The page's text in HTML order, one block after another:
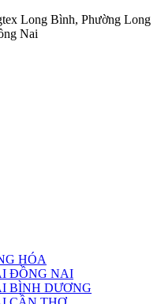
Long Bình, Phường Long
Nai
HÓA
ĐỒNG NAI
BÌNH DƯƠNG